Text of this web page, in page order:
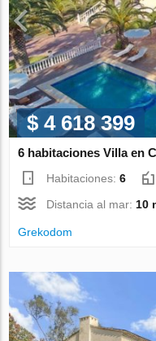
$ 4 618 399
6 habitaciones Villa en
Habitaciones:6
Distancia al mar: 10
Grekodom